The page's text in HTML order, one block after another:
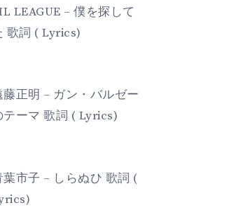
LEAGUE – 僕を探して
歌詞 ( Lyrics)
藤正明 – ガン・バルゼー
テーマ 歌詞 ( Lyrics)
葉市子 – しらぬひ 歌詞 (